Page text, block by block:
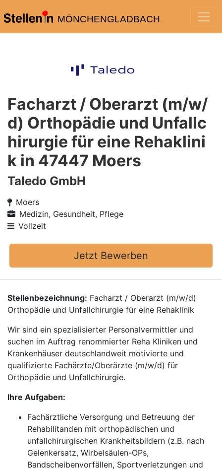
MÖNCHENGLADBACH
Facharzt / Oberarzt (m/w/
d) Orthopädie und Unfallc
hirurgie für eine Rehaklini
k in 47447 Moers
Taledo GmbH
Moers
Medizin, Gesundheit, Pflege
Vollzeit
Jetzt Bewerben
Stellenbezeichnung: Facharzt / Oberarzt (m/w/d)
Orthopädie und Unfallchirurgie für eine Rehaklinik
Wir sind ein spezialisierter Personalvermittler und
suchen im Auftrag renommierter Reha Kliniken und
Krankenhäuser deutschlandweit motivierte und
qualifizierte Fachärzte/Oberärzte (m/w/d) für
Orthopädie und Unfallchirurgie.
Ihre Aufgaben:
Fachärztliche Versorgung und Betreuung der
Rehabilitanden mit orthopädischen und
unfallchirurgischen Krankheitsbildern (z.B. nach
Gelenkersatz, Wirbelsäulen-OPs,
Bandscheibenvorfällen, Sportverletzungen und